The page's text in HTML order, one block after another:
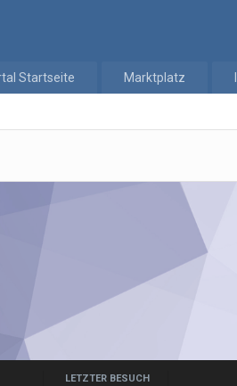
Startseite Marktplatz
LETZTER BESUCH